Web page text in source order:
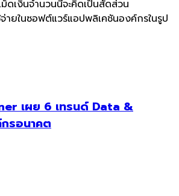
ดเงินจำนวนนี้จะคิดเป็นสัดส่วน
ายในซอฟต์แวร์แอปพลิเคชันองค์กรในรูป
เผย 6 เทรนด์ Data &
รอนาคต